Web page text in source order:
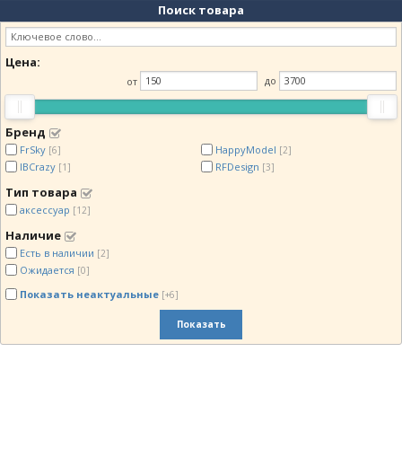
Поиск товара
Цена:
от до
Бренд
FrSky [6] HappyModel [2]
IBCrazy [1] RFDesign [3]
Тип товара
аксессуар [12]
Наличие
Есть в наличии [2]
Ожидается [0]
Показать неактуальные [+6]
Показать